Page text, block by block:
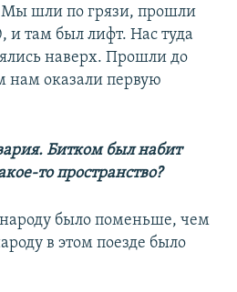
Мы шли по грязи, прошли
и там был лифт. Нас туда
наверх. Прошли до
нам оказали первую
Битком был набит
то пространство?
народу было поменьше, чем
в этом поезде было